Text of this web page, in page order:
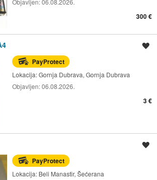
300 €
PayProtect
Lokacija:Gornja Dubrava, Gornja Dubrava
Objavljen:06.08.2026.
3 €
PayProtect
Lokacija: Beli Manastir, Šećerana